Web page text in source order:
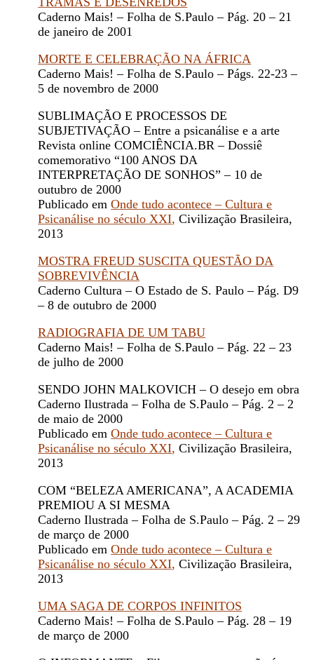
Caderno Mais! – Folha de S.Paulo – Pág. 20 – 21
de janeiro de 2001
MORTE E CELEBRAÇÃO NA ÁFRICA
Caderno Mais! – Folha de S.Paulo – Págs. 22-23 –
5 de novembro de 2000
SUBLIMAÇÃO E PROCESSOS DE
SUBJETIVAÇÃO – Entre a psicanálise e a arte
Revista online COMCIÊNCIA.BR – Dossiê
comemorativo “100 ANOS DA
INTERPRETAÇÃO DE SONHOS” – 10 de
outubro de 2000
Publicado emOnde tudo acontece – Cultura e
Psicanálise no século XXI, Civilização Brasileira,
2013
MOSTRA FREUD SUSCITA QUESTÃO DA
SOBREVIVÊNCIA
Caderno Cultura – O Estado de S. Paulo – Pág. D9
– 8 de outubro de 2000
RADIOGRAFIA DE UM TABU
Caderno Mais! – Folha de S.Paulo – Pág. 22 – 23
de julho de 2000
SENDO JOHN MALKOVICH – O desejo em obra
Caderno Ilustrada – Folha de S.Paulo – Pág. 2 – 2
de maio de 2000
Publicado emOnde tudo acontece – Cultura e
Psicanálise no século XXI, Civilização Brasileira,
2013
COM “BELEZA AMERICANA”, A ACADEMIA
PREMIOU A SI MESMA
Caderno Ilustrada – Folha de S.Paulo – Pág. 2 – 29
de março de 2000
Publicado emOnde tudo acontece – Cultura e
Psicanálise no século XXI, Civilização Brasileira,
2013
UMA SAGA DE CORPOS INFINITOS
Caderno Mais! – Folha de S.Paulo – Pág. 28 – 19
de março de 2000